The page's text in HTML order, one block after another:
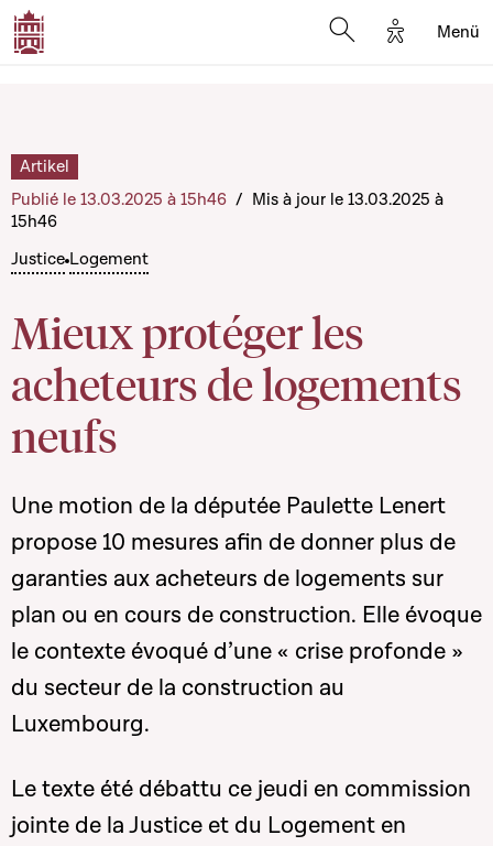
Options
Menü
Justice Logement
Mieux protéger les
acheteurs de logements
neufs
Artikel
Publié le 13.03.2025 à 15h46 / Mis à jour le 13.03.2025 à
15h46
Une motion de la députée Paulette Lenert
propose 10 mesures afin de donner plus de
garanties aux acheteurs de logements sur
plan ou en cours de construction. Elle évoque
le contexte évoqué d’une « crise profonde »
du secteur de la construction au
Luxembourg.
Le texte été débattu ce jeudi en commission
jointe de la Justice et du Logement en